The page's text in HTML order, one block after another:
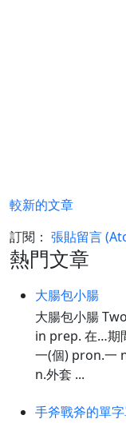
較新的文章
訂閱： 張貼留言
熱門文章
大腸包小腸
大腸包小腸
in prep. 在…期
一(個) pron.一
n.外套 ...
手斧戰斧的單